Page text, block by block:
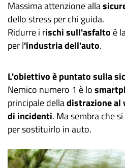
Massima attenzione alla
dello stress per chi guida.
Ridurre i rischi sull'asfalto è
per l'industria dell'auto.
L'obiettivo è puntato sulla
Nemico numero 1 è lo
principale delladistrazione al
di incidenti. Ma sembra che
per sostituirlo in auto.